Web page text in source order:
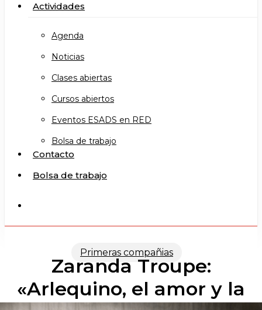
Actividades
Agenda
Noticias
Clases abiertas
Cursos abiertos
Eventos ESADS en RED
Bolsa de trabajo
Contacto
Bolsa de trabajo
Primeras compañias
Zaranda Troupe:
«Arlequino, el amor y la